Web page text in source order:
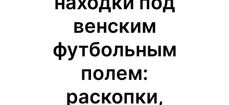
венским
футбольным
полем:
раскопки,